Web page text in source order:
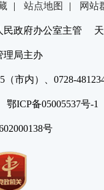
| 站点地图 | 网站
政府办公室主管 天
理局主办
（市内）、0728-
鄂ICP备05005537号
号